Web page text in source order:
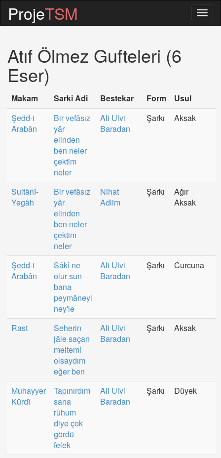
ProjeTSM
Atıf Ölmez Gufteleri (6
Eser)
Makam Sarki Adi Bestekar Form
Usul
Şedd-i
Arabân
Bir vefâsız
yâr
elinden
ben neler
çektim
neler
Ali Ulvi
Baradan
Şarkı Aksak
Sultânî-
Yegâh
Bir vefâsız
yâr
elinden
ben neler
çektim
neler
Nihat
Adlim
Şarkı
Ağır
Aksak
Şedd-i
Arabân
Sâkî ne
olur sun
bana
peymâneyi
ney'le
Ali Ulvi
Baradan
Şarkı Curcuna
Rast
Seherin
jâle saçan
meltemi
olsaydım
eğer ben
Ali Ulvi
Baradan
Şarkı Aksak
Muhayyer
Kürdî
Tapınırdım
sana
rûhum
diye çok
gördü
felek
Ali Ulvi
Baradan
Şarkı Düyek